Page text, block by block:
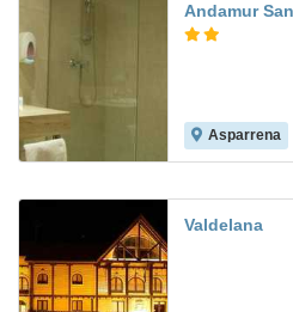
Andamur
Asparrena
Valdelana